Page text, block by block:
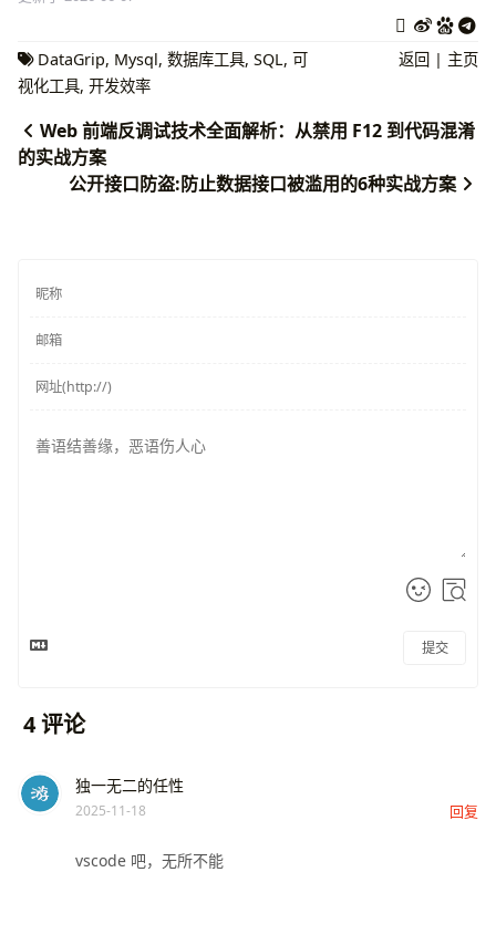
DataGrip, Mysql, 数据库工具, SQL, 可
视化工具, 开发效率
返回 | 主页
Web 前端反调试技术全面解析：从禁用 F12 到代码混淆
的实战方案
公开接口防盗:防止数据接口被滥用的6种实战方案
提交
4评论
独一无二的任性
2025-11-18 回复
vscode 吧，无所不能